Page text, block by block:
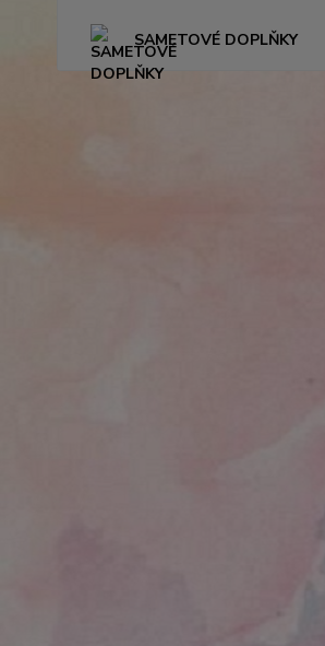
SAMETOVÉ DOPLŇKY